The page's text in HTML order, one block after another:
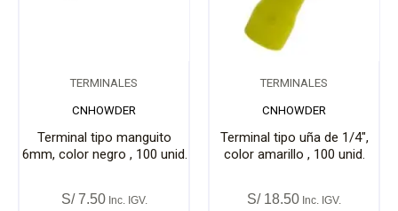
TERMINALES
CNHOWDER
Terminal tipo manguito
6mm, color negro , 100 unid.
S/7.50
TERMINALES
CNHOWDER
Terminal tipo uña de 1/4″,
color amarillo , 100 unid.
S/18.50